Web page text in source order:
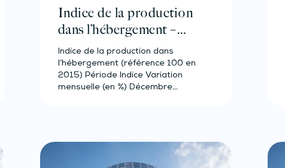
Indice de la production
dans l’hébergement –
Année 2023
Indice de la production dans
l’hébergement (référence 100 en
2015) Période Indice Variation
mensuelle (en %) Décembre…